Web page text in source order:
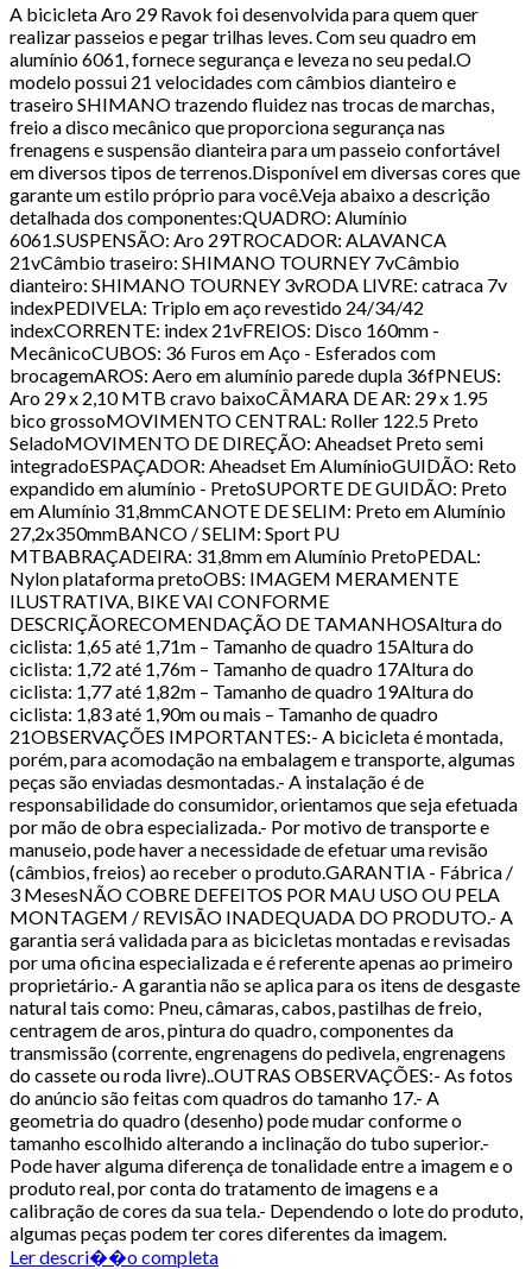
A bicicleta Aro 29 Ravok foi desenvolvida para quem quer
realizar passeios e pegar trilhas leves. Com seu quadro em
alumínio 6061, fornece segurança e leveza no seu pedal.O
modelo possui 21 velocidades com câmbios dianteiro e
traseiro SHIMANO trazendo fluidez nas trocas de marchas,
freio a disco mecânico que proporciona segurança nas
frenagens e suspensão dianteira para um passeio confortável
em diversos tipos de terrenos.Disponível em diversas cores que
garante um estilo próprio para você.Veja abaixo a descrição
detalhada dos componentes:QUADRO: Alumínio
6061.SUSPENSÃO: Aro 29TROCADOR: ALAVANCA
21vCâmbio traseiro: SHIMANO TOURNEY 7vCâmbio
dianteiro: SHIMANO TOURNEY 3vRODA LIVRE: catraca 7v
indexPEDIVELA: Triplo em aço revestido 24/34/42
indexCORRENTE: index 21vFREIOS: Disco 160mm -
MecânicoCUBOS: 36 Furos em Aço - Esferados com
brocagemAROS: Aero em alumínio parede dupla 36fPNEUS:
Aro 29 x 2,10 MTB cravo baixoCÂMARA DE AR: 29 x 1.95
bico grossoMOVIMENTO CENTRAL: Roller 122.5 Preto
SeladoMOVIMENTO DE DIREÇÃO: Aheadset Preto semi
integradoESPAÇADOR: Aheadset Em AlumínioGUIDÃO: Reto
expandido em alumínio - PretoSUPORTE DE GUIDÃO: Preto
em Alumínio 31,8mmCANOTE DE SELIM: Preto em Alumínio
27,2x350mmBANCO / SELIM: Sport PU
MTBABRAÇADEIRA: 31,8mm em Alumínio PretoPEDAL:
Nylon plataforma pretoOBS: IMAGEM MERAMENTE
ILUSTRATIVA, BIKE VAI CONFORME
DESCRIÇÃORECOMENDAÇÃO DE TAMANHOSAltura do
ciclista: 1,65 até 1,71m – Tamanho de quadro 15Altura do
ciclista: 1,72 até 1,76m – Tamanho de quadro 17Altura do
ciclista: 1,77 até 1,82m – Tamanho de quadro 19Altura do
ciclista: 1,83 até 1,90m ou mais – Tamanho de quadro
21OBSERVAÇÕES IMPORTANTES:- A bicicleta é montada,
porém, para acomodação na embalagem e transporte, algumas
peças são enviadas desmontadas.- A instalação é de
responsabilidade do consumidor, orientamos que seja efetuada
por mão de obra especializada.- Por motivo de transporte e
manuseio, pode haver a necessidade de efetuar uma revisão
(câmbios, freios) ao receber o produto.GARANTIA - Fábrica /
3 MesesNÃO COBRE DEFEITOS POR MAU USO OU PELA
MONTAGEM / REVISÃO INADEQUADA DO PRODUTO.- A
garantia será validada para as bicicletas montadas e revisadas
por uma oficina especializada e é referente apenas ao primeiro
proprietário.- A garantia não se aplica para os itens de desgaste
natural tais como: Pneu, câmaras, cabos, pastilhas de freio,
centragem de aros, pintura do quadro, componentes da
transmissão (corrente, engrenagens do pedivela, engrenagens
do cassete ou roda livre)..OUTRAS OBSERVAÇÕES:- As fotos
do anúncio são feitas com quadros do tamanho 17.- A
geometria do quadro (desenho) pode mudar conforme o
tamanho escolhido alterando a inclinação do tubo superior.-
Pode haver alguma diferença de tonalidade entre a imagem e o
produto real, por conta do tratamento de imagens e a
calibração de cores da sua tela.- Dependendo o lote do produto,
algumas peças podem ter cores diferentes da imagem.
Ler descri��o completa